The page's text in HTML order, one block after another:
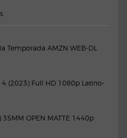
Temporada AMZN WEB-DL
4 (2023) Full HD 1080p Latino-
OPEN MATTE 1440p